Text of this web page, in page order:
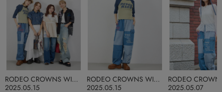
2025.05.15
RODEO CROWNS WIDE
BOWL
2025.05.15
RODEO CROWNS WIDE
BOWL
2025.05.07
RODEO
BOWL